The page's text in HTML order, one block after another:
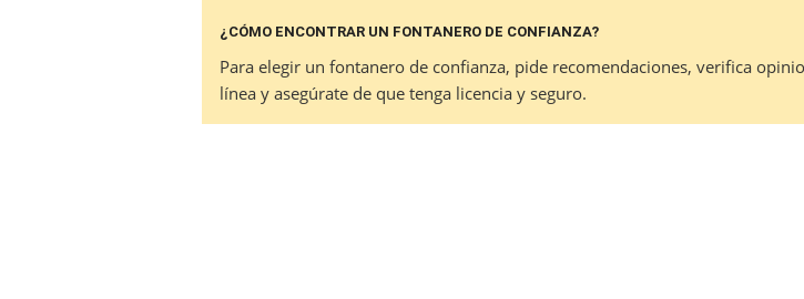
¿CÓMO ENCONTRAR UN FONTANERO DE CONFIANZA?
Para elegir un fontanero de confianza, pide recomendaciones, verifica
línea y asegúrate de que tenga licencia y seguro.